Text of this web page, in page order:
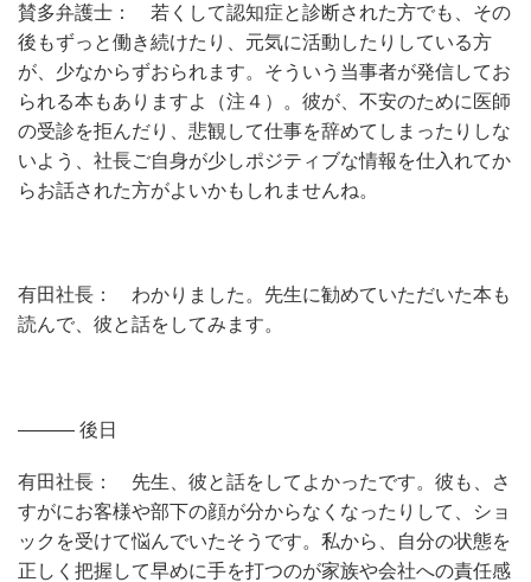
賛多弁護士： 若くして認知症と診断された方でも、その
後もずっと働き続けたり、元気に活動したりしている方
が、少なからずおられます。そういう当事者が発信してお
られる本もありますよ（注４）。彼が、不安のために医師
の受診を拒んだり、悲観して仕事を辞めてしまったりしな
いよう、社長ご自身が少しポジティブな情報を仕入れてか
らお話された方がよいかもしれませんね。
有田社長： わかりました。先生に勧めていただいた本も
読んで、彼と話をしてみます。
——— 後日
有田社長： 先生、彼と話をしてよかったです。彼も、さ
すがにお客様や部下の顔が分からなくなったりして、ショ
ックを受けて悩んでいたそうです。私から、自分の状態を
正しく把握して早めに手を打つのが家族や会社への責任感